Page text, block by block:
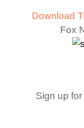
Download
Fox
Sign up